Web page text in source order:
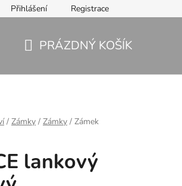
Přihlášení Registrace
PRÁZDNÝ KOŠÍK
/ Zámky / Zámky / Zámek
lankový